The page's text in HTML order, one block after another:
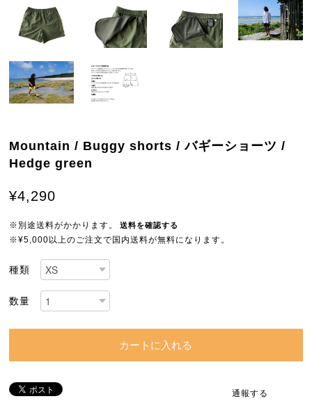
Mountain / Buggy shorts / バギーショーツ /
Hedge green
¥4,290
※別途送料がかかります。 送料を確認する
※¥5,000以上のご注文で国内送料が無料になります。
種類
数量
カートに入れる
通報する